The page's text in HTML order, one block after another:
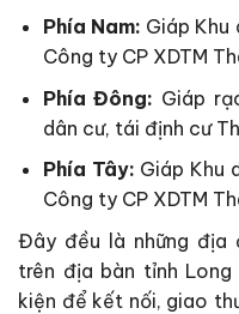
Phía Nam: Giáp Khu
Công ty CP XDTM
Phía Đông: Giáp
dân cư, tái định cư
Phía Tây: Giáp Khu
Công ty CP XDTM
Đây đều là những địa
trên địa bàn tỉnh
kiện để kết nối, giao